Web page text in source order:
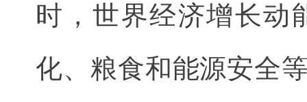
时，世界经济增长动
化、粮食和能源安全